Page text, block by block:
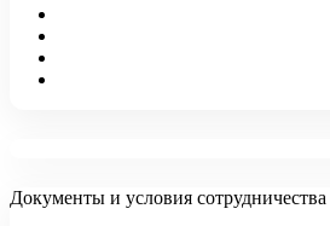
Документы и условия сотрудничества